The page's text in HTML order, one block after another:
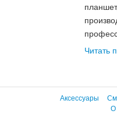
Читать
Аксессуары
О